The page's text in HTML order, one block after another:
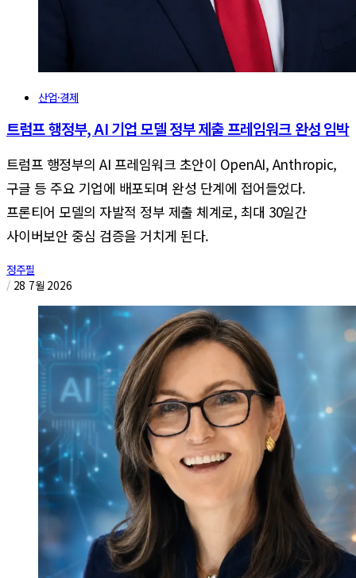
산업·경제
트럼프 행정부, AI 기업 모델 정부 제출 프레임워크 완성 임박
트럼프 행정부의 AI 프레임워크 초안이 OpenAI, Anthropic,
구글 등 주요 기업에 배포되며 완성 단계에 접어들었다.
프론티어 모델의 자발적 정부 제출 체계로, 최대 30일간
사이버보안 중심 검증을 거치게 된다.
정주필
/ 28 7월 2026